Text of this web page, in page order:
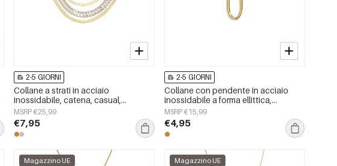
2-5 GIORNI
Collane a strati in acciaio
inossidabile, catena, casual,
quotidiane, semplici, serie da donna,
gioielli
MSRP €25,99
€7,95
2-5 GIORNI
Collane con pendente in acciaio
inossidabile a forma ellittica,
semplici, della serie Simple Daily,
gioielli da donna.
MSRP €15,99
€4,95
Magazzino UE Magazzino UE